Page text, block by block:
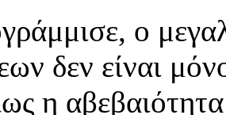
ο
δεν είναι
η